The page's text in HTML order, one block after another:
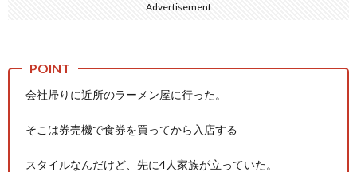
娘の誕生日に焼肉に向かう途中で、地味な女性がDQNに胸倉をつ...
人体の中身が左右非対称なのは繊毛が回転運動をして左側に流れが...
Advertisement
会社帰りに近所のラーメン屋に行った。
そこは券売機で食券を買ってから入店する
スタイルなんだけど、先に4人家族が立っていた。